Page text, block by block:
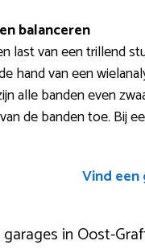
balanceren
last van een trillend
hand van een
alle banden even
de banden toe. Bij
Vind
in Oost-